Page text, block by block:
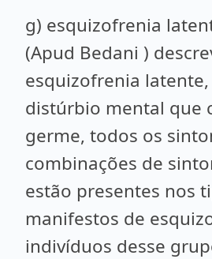
g) esquizofrenia
(Apud Bedani )
esquizofrenia
distúrbio mental que
germe, todos os
combinações de
estão presentes nos
manifestos de
indivíduos desse